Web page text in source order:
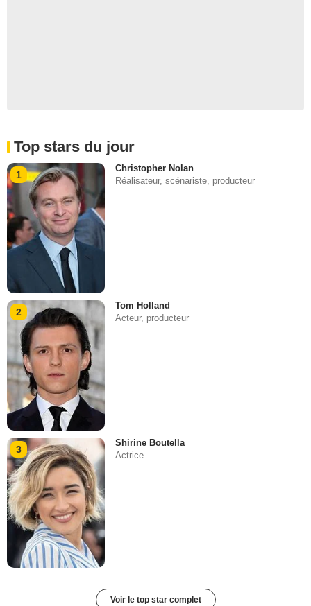
Top stars du jour
1
Christopher Nolan
Réalisateur, scénariste, producteur
2
Tom Holland
Acteur, producteur
3
Shirine Boutella
Actrice
Voir le top star complet